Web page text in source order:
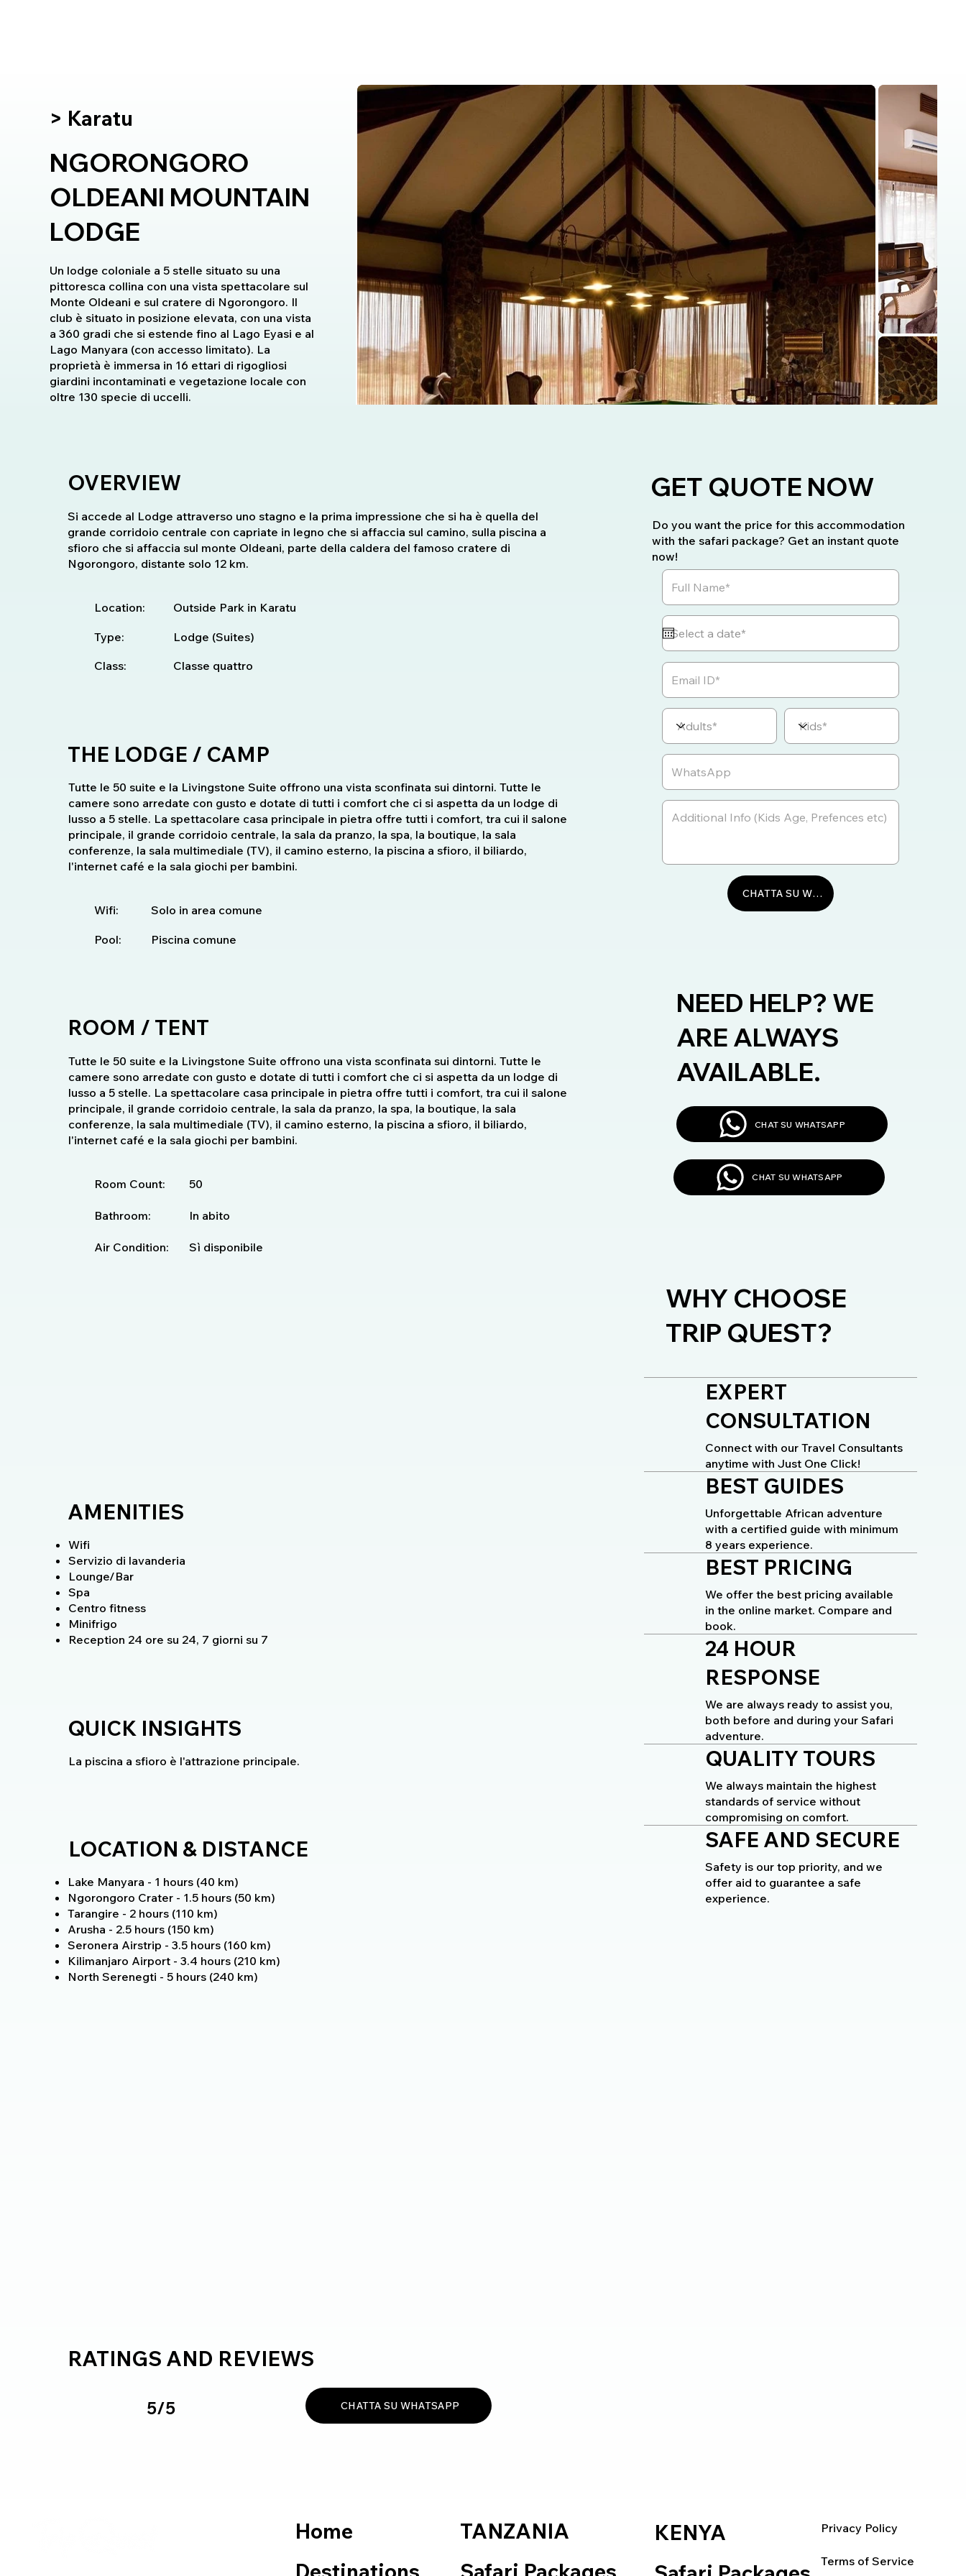
> Karatu
NGORONGORO
OLDEANI MOUNTAIN
LODGE
Un lodge coloniale a 5 stelle situato su una
pittoresca collina con una vista spettacolare sul
Monte Oldeani e sul cratere di Ngorongoro. Il
club è situato in posizione elevata, con una vista
a 360 gradi che si estende fino al Lago Eyasi e al
Lago Manyara (con accesso limitato). La
proprietà è immersa in 16 ettari di rigogliosi
giardini incontaminati e vegetazione locale con
oltre 130 specie di uccelli.
OVERVIEW
Si accede al Lodge attraverso uno stagno e la prima impressione che si ha è quella del
grande corridoio centrale con capriate in legno che si affaccia sul camino, sulla piscina a
sfioro che si affaccia sul monte Oldeani, parte della caldera del famoso cratere di
Ngorongoro, distante solo 12 km.
Location: Outside Park in Karatu
Type: Lodge (Suites)
Class: Classe quattro
THE LODGE / CAMP
Tutte le 50 suite e la Livingstone Suite offrono una vista sconfinata sui dintorni. Tutte le
camere sono arredate con gusto e dotate di tutti i comfort che ci si aspetta da un lodge di
lusso a 5 stelle. La spettacolare casa principale in pietra offre tutti i comfort, tra cui il salone
principale, il grande corridoio centrale, la sala da pranzo, la spa, la boutique, la sala
conferenze, la sala multimediale (TV), il camino esterno, la piscina a sfioro, il biliardo,
l'internet café e la sala giochi per bambini.
Wifi: Solo in area comune
Pool: Piscina comune
ROOM / TENT
Tutte le 50 suite e la Livingstone Suite offrono una vista sconfinata sui dintorni. Tutte le
camere sono arredate con gusto e dotate di tutti i comfort che ci si aspetta da un lodge di
lusso a 5 stelle. La spettacolare casa principale in pietra offre tutti i comfort, tra cui il salone
principale, il grande corridoio centrale, la sala da pranzo, la spa, la boutique, la sala
conferenze, la sala multimediale (TV), il camino esterno, la piscina a sfioro, il biliardo,
l'internet café e la sala giochi per bambini.
Room Count: 50
Bathroom: In abito
Air Condition: Sì disponibile
AMENITIES
Wifi
Servizio di lavanderia
Lounge/Bar
Spa
Centro fitness
Minifrigo
Reception 24 ore su 24, 7 giorni su 7
QUICK INSIGHTS
La piscina a sfioro è l'attrazione principale.
LOCATION & DISTANCE
Lake Manyara - 1 hours (40 km)
Ngorongoro Crater - 1.5 hours (50 km)
Tarangire - 2 hours (110 km)
Arusha - 2.5 hours (150 km)
Seronera Airstrip - 3.5 hours (160 km)
Kilimanjaro Airport - 3.4 hours (210 km)
North Serenegti - 5 hours (240 km)
RATINGS AND REVIEWS
5/5 CHATTA SU WHATSAPP
GET QUOTE NOW
Do you want the price for this accommodation
with the safari package? Get an instant quote
now!
CHATTA SU WHATSAPP
NEED HELP? WE
ARE ALWAYS
AVAILABLE.
CHAT SU WHATSAPP
CHAT SU WHATSAPP
WHY CHOOSE
TRIP QUEST?
EXPERT
CONSULTATION
Connect with our Travel Consultants
anytime with Just One Click!
BEST GUIDES
Unforgettable African adventure
with a certified guide with minimum
8 years experience.
BEST PRICING
We offer the best pricing available
in the online market. Compare and
book.
24 HOUR
RESPONSE
We are always ready to assist you,
both before and during your Safari
adventure.
QUALITY TOURS
We always maintain the highest
standards of service without
compromising on comfort.
SAFE AND SECURE
Safety is our top priority, and we
offer aid to guarantee a safe
experience.
Home
TANZANIA
KENYA
Privacy Policy
Terms of Service